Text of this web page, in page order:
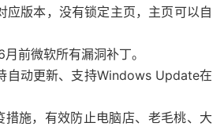
应版本，没有锁定主页，主页可以自
前微软所有漏洞补丁。
自动更新、支持Windows Update在
施，有效防止电脑店、老毛桃、大